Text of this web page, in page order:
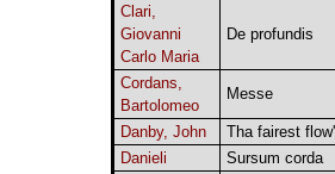
Clari,
Giovanni
Carlo Maria
De profundis
Cordans,
Bartolomeo
Messe
Danby, John
Tha fairest
Danieli
Sursum corda